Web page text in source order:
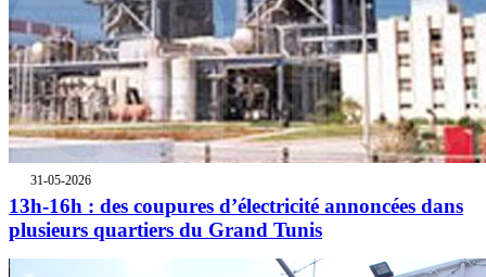
31-05-2026
13h-16h : des coupures d’électricité annoncées dans
plusieurs quartiers du Grand Tunis